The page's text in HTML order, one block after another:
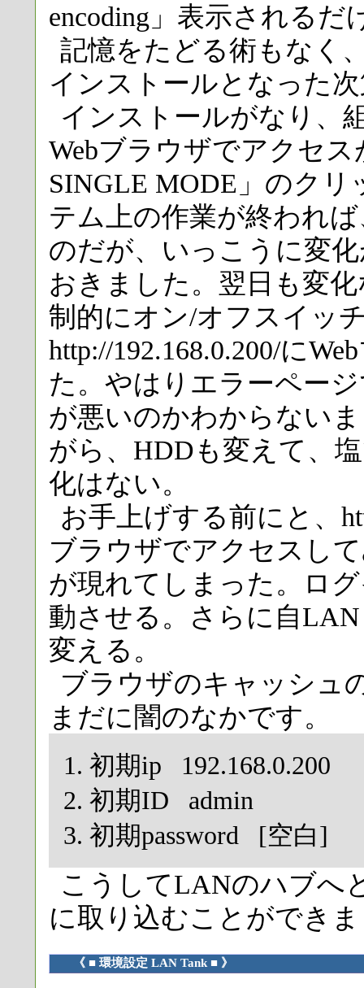
encoding」表示されるだ
記憶をたどる術もなく
インストールとなった
インストールがなり、
Webブラウザでアクセ
SINGLE MODE」のク
テム上の作業が終われ
のだが、いっこうに変
おきました。翌日も変
制的にオン/オフスイッ
http://192.168.0.200/に
た。やはりエラーペー
が悪いのかわからない
がら、HDDも変えて、
化はない。
お手上げする前にと、
ブラウザでアクセスし
が現れてしまった。ロ
動させる。さらに自LAN
変える。
ブラウザのキャッシュ
まだに闇のなかです。
初期ip 192.168.0.200
初期ID admin
初期password [空白]
こうしてLANのハブへ
に取り込むことができ
《 ■ 環境設定 LAN Tank ■ 》